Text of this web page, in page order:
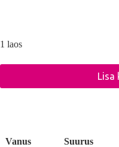
1 laos
Lisa
Vanus Suurus